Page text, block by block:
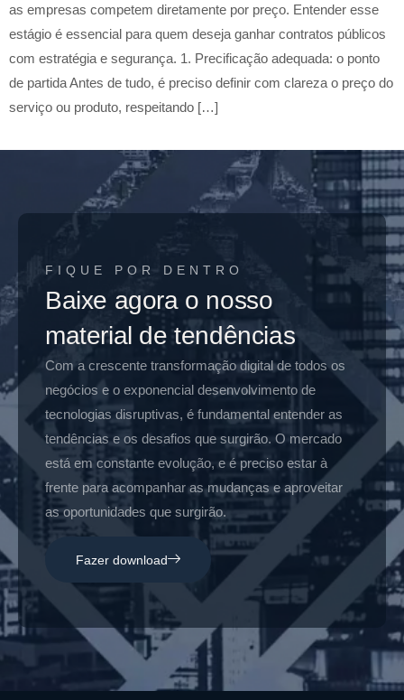
as empresas competem diretamente por preço. Entender esse
estágio é essencial para quem deseja ganhar contratos públicos
com estratégia e segurança. 1. Precificação adequada: o ponto
de partida Antes de tudo, é preciso definir com clareza o preço do
serviço ou produto, respeitando […]
FIQUE POR DENTRO
Baixe agora o nosso
material de tendências
Com a crescente transformação digital de todos os
negócios e o exponencial desenvolvimento de
tecnologias disruptivas, é fundamental entender as
tendências e os desafios que surgirão. O mercado
está em constante evolução, e é preciso estar à
frente para acompanhar as mudanças e aproveitar
as oportunidades que surgirão.
Fazer download